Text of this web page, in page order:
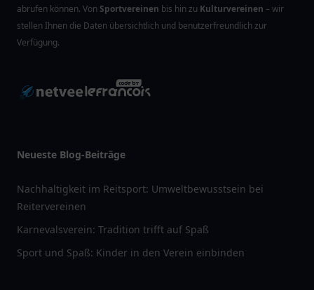
abrufen können. VonSportvereinen bis hin zu Kulturvereinen – wir
stellen Ihnen die Daten übersichtlich und benutzerfreundlich zur
Verfügung.
Neueste Blog-Beiträge
Nachhaltigkeit im Reitsport: Umweltbewusstsein bei
Reitervereinen
Karnevalsverein: Tradition trifft auf Spaß
Sport und Spaß: Kinder in den Verein einbinden